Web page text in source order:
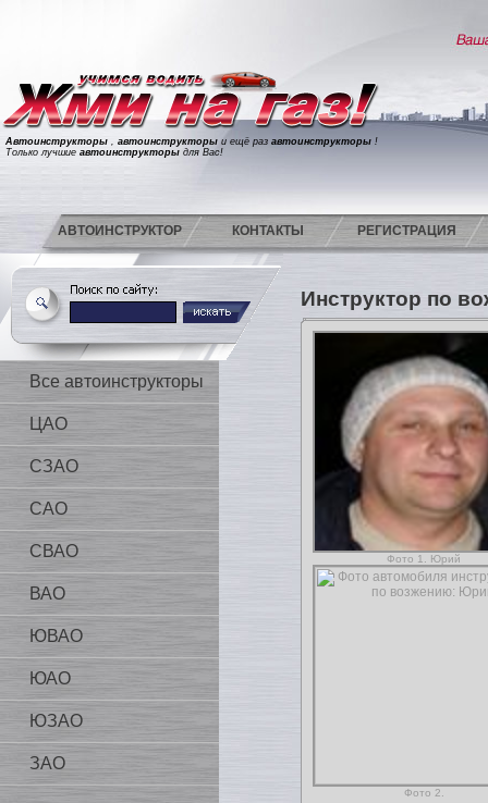
Автоинструкторы , автоинструкторы и ещё раз автоинструкторы !
Только лучшие автоинструкторы для Вас!
АВТОИНСТРУКТОР КОНТАКТЫ РЕГИСТРАЦИЯ
Все автоинструкторы
ЦАО
СЗАО
САО
СВАО
ВАО
ЮВАО
ЮАО
ЮЗАО
ЗАО
Инструктор по
Фото 1. Юрий
Фото 2.